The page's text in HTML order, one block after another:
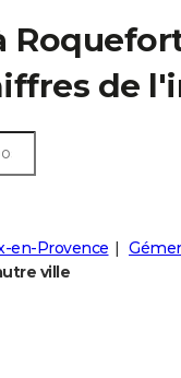
de
en-Provence
ville